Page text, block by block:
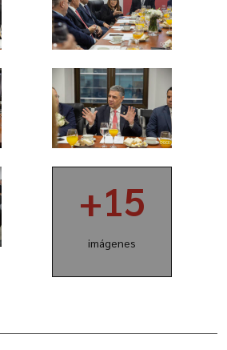
+15
imágenes